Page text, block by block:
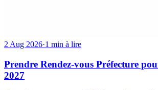
2 Aug 2026·1 min à lire
Prendre Rendez-vous Préfecture
2027